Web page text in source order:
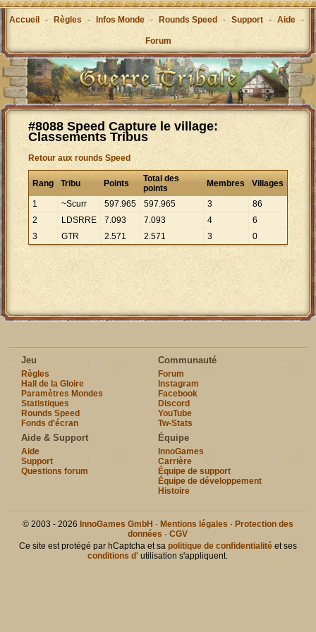
Accueil - Règles - Infos Monde - Rounds Speed - Support - Aide -
Forum
#8088 Speed Capture le village:
Classements Tribus
Retour aux rounds Speed
Rang Tribu Points
Total des
points
Membres Villages
1 ~Scurr 597.965 597.965 3
86
2
LDSRRE 7.093 7.093 4
6
3
GTR 2.571 2.571 3 0
Jeu
Règles
Hall de la Gloire
Paramètres Mondes
Statistiques
Rounds Speed
Fonds d'écran
Communauté
Forum
Instagram
Facebook
Discord
YouTube
Tw-Stats
Aide & Support
Aide
Support
Questions forum
Équipe
InnoGames
Carrière
Équipe de support
Équipe de développement
Histoire
© 2003 - 2026 InnoGames GmbH · Mentions légales · Protection des
données ·CGV
Ce site est protégé par hCaptcha et sa politique de confidentialitéet ses
conditions d' utilisation s'appliquent.